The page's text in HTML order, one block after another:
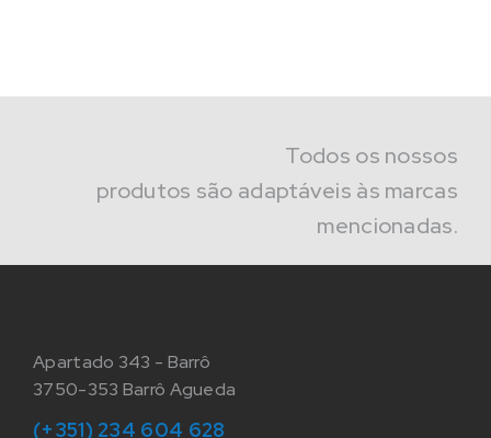
Todos os nossos
produtos são adaptáveis às marcas
mencionadas.
Apartado 343 - Barrô
3750-353 Barrô Agueda
(+351) 234 604 628